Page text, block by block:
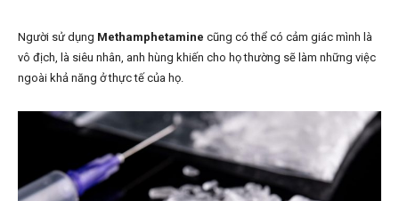
Người sử dụng Methamphetamine cũng có thể có cảm giác mình là
vô địch, là siêu nhân, anh hùng khiến cho họ thường sẽ làm những việc
ngoài khả năng ở thực tế của họ.